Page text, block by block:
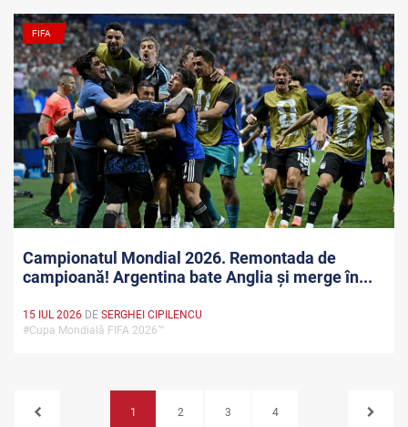
FIFA
Campionatul Mondial 2026. Remontada de
campioană! Argentina bate Anglia și merge în...
15 IUL 2026 DE SERGHEI CIPILENCU
#Cupa Mondială FIFA 2026™
1 2 3 4